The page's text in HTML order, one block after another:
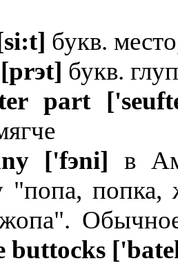
букв.
букв.
part
['fэni] в
"попа,
buttocks